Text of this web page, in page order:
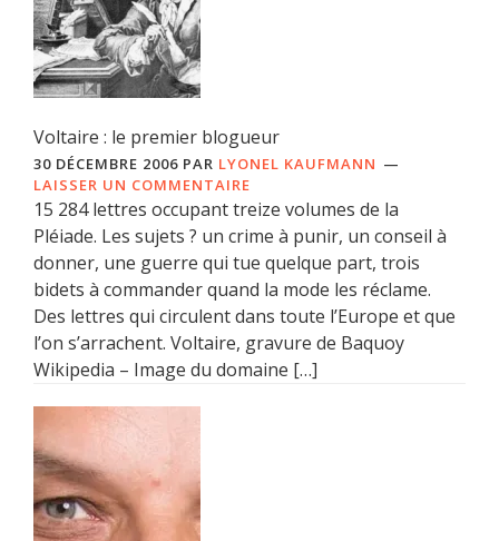
Voltaire : le premier blogueur
30 DÉCEMBRE 2006 PAR LYONEL KAUFMANN
LAISSER UN COMMENTAIRE
15 284 lettres occupant treize volumes de la
Pléiade. Les sujets ? un crime à punir, un conseil à
donner, une guerre qui tue quelque part, trois
bidets à commander quand la mode les réclame.
Des lettres qui circulent dans toute l’Europe et que
l’on s’arrachent. Voltaire, gravure de Baquoy
Wikipedia – Image du domaine […]